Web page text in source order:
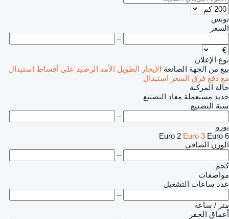
تونس
السعر
–
نوع الإعلان
بيع من الجهة الصانعة الإيجار الطويل الأمد الرصيد على أقساط استبدال
مع دفع فرق السعر استبدال
حالة المركبة
جديد مستعملة معاد التصنيع
سنة التصنيع
–
يورو
Euro 2 Euro 3 Euro 6
الوزن الصافي
–
كجم
مواصفات
عدد ساعات التشغيل
–
متر / ساعة
أعماق الحفر